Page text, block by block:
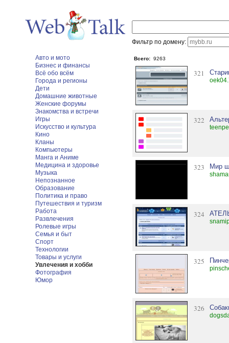
Фильтр по домену:
Авто и мото
Бизнес и финансы
Всё обо всём
Города и регионы
Дети
Домашние животные
Женские форумы
Знакомства и встречи
Игры
Искусство и культура
Кино
Кланы
Компьютеры
Манга и Аниме
Медицина и здоровье
Музыка
Непознанное
Образование
Политика и право
Путешествия и туризм
Работа
Развлечения
Ролевые игры
Семья и быт
Спорт
Технологии
Товары и услуги
Увлечения и хобби
Фотография
Юмор
Всего: 9263
321
322
323 Мир
324
325
326